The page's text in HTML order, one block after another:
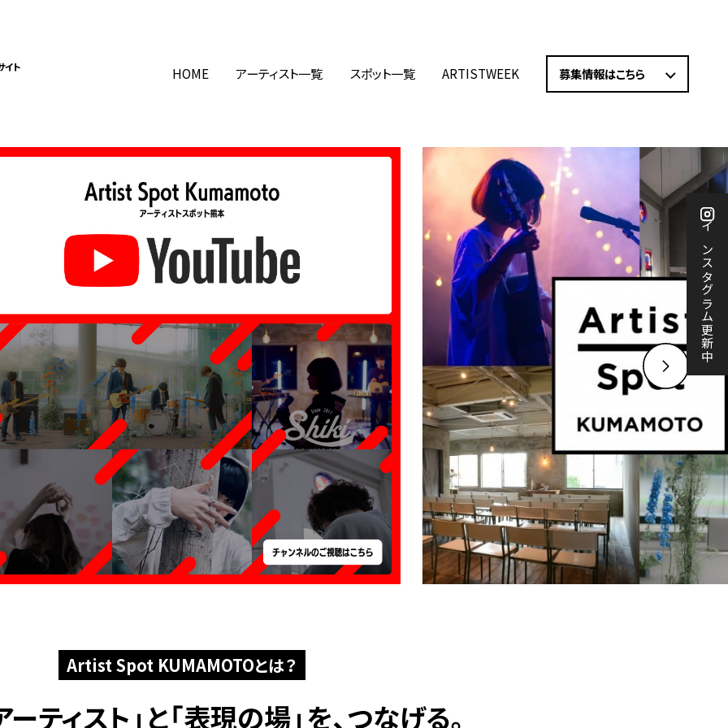
イト HOME アーティスト一覧 スポット一覧 ARTISTWEEK 募集情報はこちら
インスタグラム更新中
Artist Spot KUMAMOTOとは？
ティスト」と「表現の場」を、つなげる。